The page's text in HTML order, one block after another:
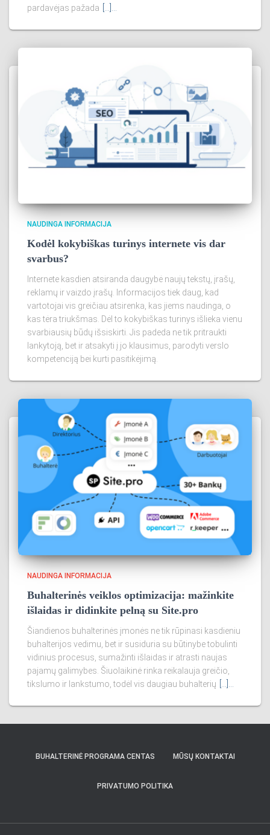
pardavėjas pažada
NAUDINGA INFORMACIJA
Kodėl kokybiškas turinys internete vis dar
svarbus?
Internete kasdien atsiranda daugybė naujų tekstų, įrašų,
reklamų ir vaizdo įrašų. Informacijos tiek daug, kad
vartotojai vis greičiau atsirenka, kas jiems naudinga, o
kas tėra triukšmas. Dėl to kokybiškas turinys išlieka vienu
svarbiausių būdų išsiskirti. Jis padeda ne tik pritraukti
lankytoją, bet ir atsakyti į jo klausimus, parodyti verslo
kompetenciją bei kurti pasitikėjimą.
NAUDINGA INFORMACIJA
Buhalterinės veiklos optimizacija: mažinkite
išlaidas ir didinkite pelną su Site.pro
Šiandienos buhalterinės įmonės ne tik rūpinasi kasdieniu
buhalterijos vedimu, bet ir susiduria su būtinybe tobulinti
vidinius procesus, sumažinti išlaidas ir atrasti naujas
pajamų galimybes. Šiuolaikinė rinka reikalauja greičio,
tikslumo ir lankstumo, todėl vis daugiau buhalterių
BUHALTERINĖ PROGRAMA CENTAS MŪSŲ KONTAKTAI
PRIVATUMO POLITIKA